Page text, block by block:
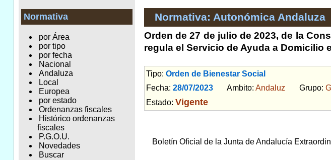
Normativa
por Área
por tipo
por fecha
Nacional
Andaluza
Local
Europea
por estado
Ordenanzas fiscales
Histórico ordenanzas
fiscales
P.G.O.U.
Novedades
Buscar
Normativa: Autonómica Andaluza
Orden de 27 de julio de 2023, de la
regula el Servicio de Ayuda a Domicilio
Tipo: Orden de Bienestar Social
Fecha: 28/07/2023Ambito: Andaluz Grupo:
Estado: Vigente
Boletín Oficial de la Junta de Andalucía